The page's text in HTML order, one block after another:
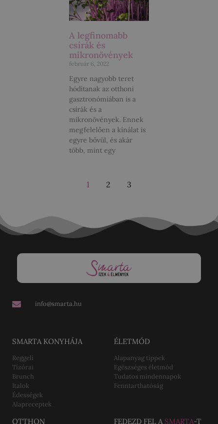
A legfinomabb
csírák és
mikronövények
február 6, 2022
Egyre nagyobb teret
hódítanak az otthoni
gasztronómiában is a
csírák és a
mikronövények. Ennek
megfelelően a kínálat is
egyre bővül, és akár
több, mint egy
1 2 3
info@smarta.hu
SMARTA KONYHÁJA
Reggeli
Tízórai
Brunch
Italok
Édességek
Alapreceptek
ÉLETMÓD
Alapanyag tippek
Egészséges életmód
Tudatos mindennapok
Fenntarthatóság
OTTHON FEDEZD FEL A SMARTA-T